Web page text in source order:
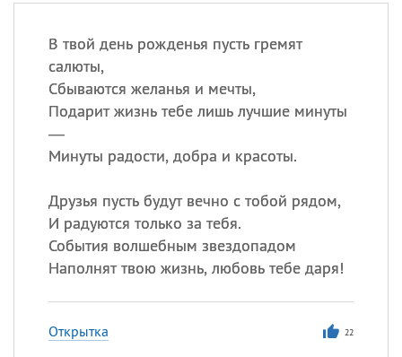
В твой день рожденья пусть гремят
салюты,
Сбываются желанья и мечты,
Подарит жизнь тебе лишь лучшие минуты
—
Минуты радости, добра и красоты.
Друзья пусть будут вечно с тобой рядом,
И радуются только за тебя.
События волшебным звездопадом
Наполнят твою жизнь, любовь тебе даря!
Открытка 22